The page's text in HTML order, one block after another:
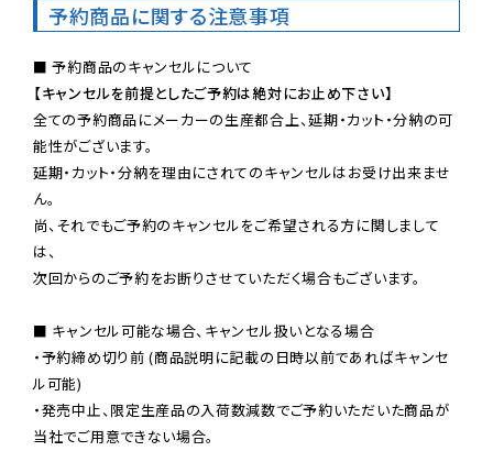
予約商品に関する注意事項
【キャンセルを前提としたご予約は絶対にお止め下さい】
全ての予約商品にメーカーの生産都合上、延期・カット・分納の可
能性がございます。
延期・カット・分納を理由にされてのキャンセルはお受け出来ませ
ん。
尚、それでもご予約のキャンセルをご希望される方に関しまして
は、
次回からのご予約をお断りさせていただく場合もございます。
■ キャンセル可能な場合、キャンセル扱いとなる場合
・予約締め切り前 (商品説明に記載の日時以前であればキャンセ
ル可能)
・発売中止、限定生産品の入荷数減数でご予約いただいた商品が
当社でご用意できない場合。